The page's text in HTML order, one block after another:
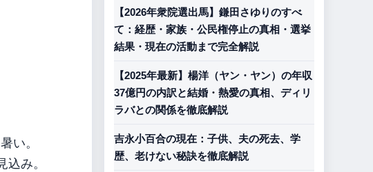
い。
み。
【2026年衆院選出馬】鎌田さゆりのすべ
て：経歴・家族・公民権停止の真相・選挙
結果・現在の活動まで完全解説
【2025年最新】楊洋（ヤン・ヤン）の年収
37億円の内訳と結婚・熱愛の真相、ディリ
ラバとの関係を徹底解説
吉永小百合の現在：子供、夫の死去、学
歴、老けない秘訣を徹底解説